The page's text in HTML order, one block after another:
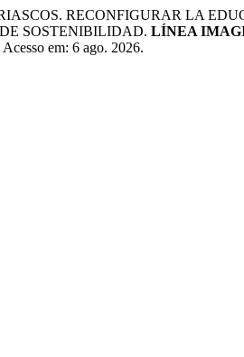
RECONFIGURAR LA
SOSTENIBILIDAD. LÍNEA
em: 6 ago. 2026.